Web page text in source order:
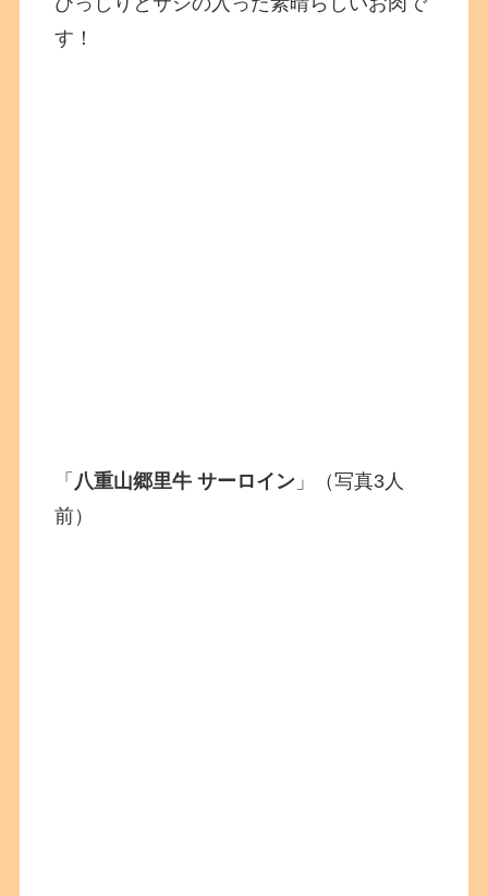
す！
「 八重山郷里牛 サーロイン 」（写真3人
前）